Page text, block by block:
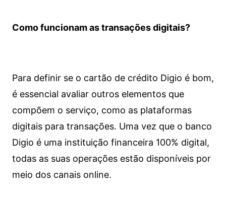
Como funcionam as transações digitais?
Para definir se o cartão de crédito Digio é bom,
é essencial avaliar outros elementos que
compõem o serviço, como as plataformas
digitais para transações. Uma vez que o banco
Digio é uma instituição financeira 100% digital,
todas as suas operações estão disponíveis por
meio dos canais online.